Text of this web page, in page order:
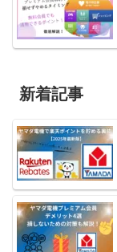
新着記事